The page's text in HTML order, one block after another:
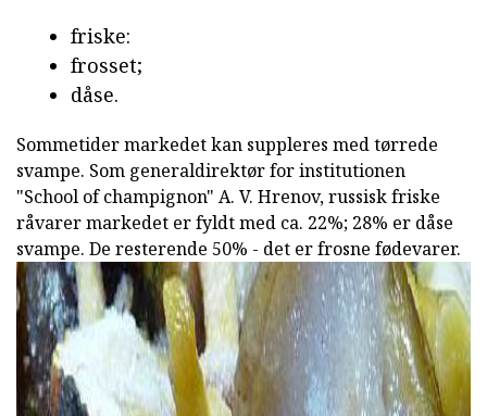
friske:
frosset;
dåse.
Sommetider markedet kan suppleres med tørrede
svampe. Som generaldirektør for institutionen
"School of champignon" A. V. Hrenov, russisk friske
råvarer markedet er fyldt med ca. 22%; 28% er dåse
svampe. De resterende 50% - det er frosne fødevarer.